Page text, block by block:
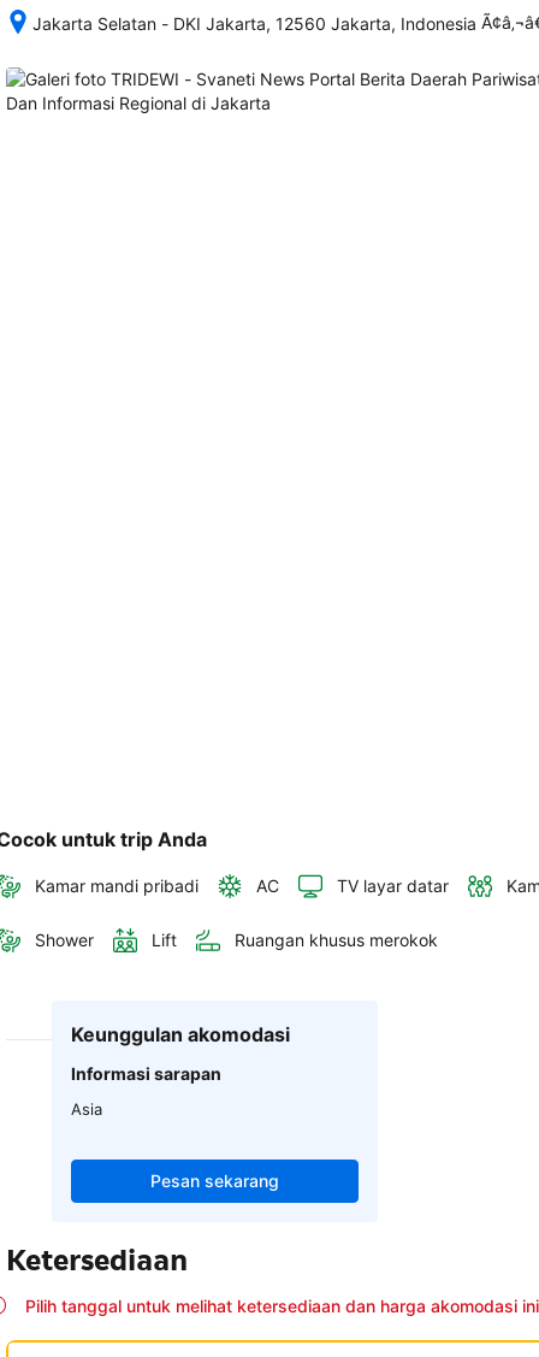
Jakarta Selatan - DKI Jakarta, 12560 Jakarta, Indonesia
memesan,
semua
untuk trip Anda
Kamar mandi pribadi AC TV layar datar
Shower Lift Ruangan khusus merokok
Keunggulan akomodasi
Informasi sarapan
Asia
Pesan sekarang
Ketersediaan
Pilih tanggal untuk melihat ketersediaan dan harga akomodasi ini